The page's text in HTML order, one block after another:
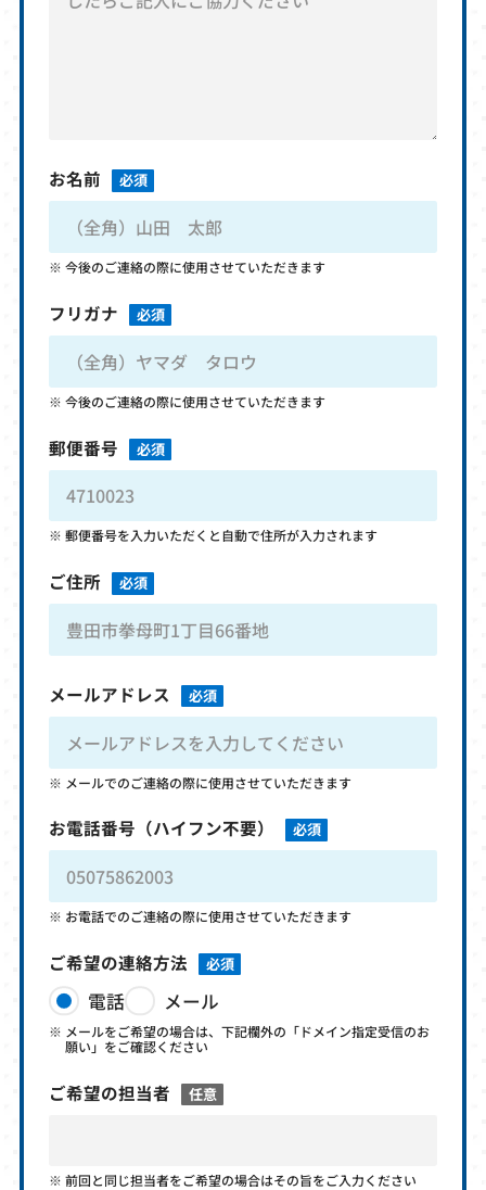
お名前 必須
今後のご連絡の際に使用させていただきます
フリガナ 必須
今後のご連絡の際に使用させていただきます
郵便番号 必須
郵便番号を入力いただくと自動で住所が入力されます
ご住所 必須
メールアドレス 必須
メールでのご連絡の際に使用させていただきます
お電話番号 （ハイフン不要） 必須
お電話でのご連絡の際に使用させていただきます
ご希望の連絡方法 必須
電話 メール
メールをご希望の場合は、下記欄外の「ドメイン指定受信のお
願い」をご確認ください
ご希望の担当者 任意
前回と同じ担当者をご希望の場合はその旨をご入力ください